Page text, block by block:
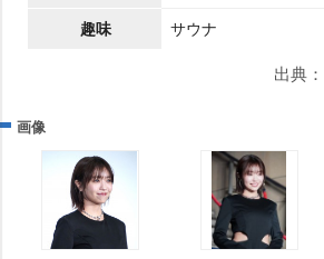
趣味
サウナ
出典
画像